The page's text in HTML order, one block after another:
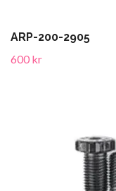
ARP-200-2905
600 kr